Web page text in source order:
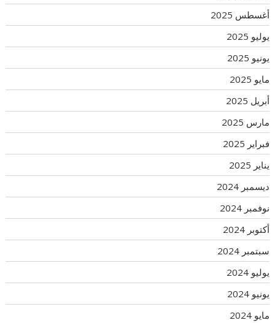
أغسطس 2025
يوليو 2025
يونيو 2025
مايو 2025
أبريل 2025
مارس 2025
فبراير 2025
يناير 2025
ديسمبر 2024
نوفمبر 2024
أكتوبر 2024
سبتمبر 2024
يوليو 2024
يونيو 2024
مايو 2024